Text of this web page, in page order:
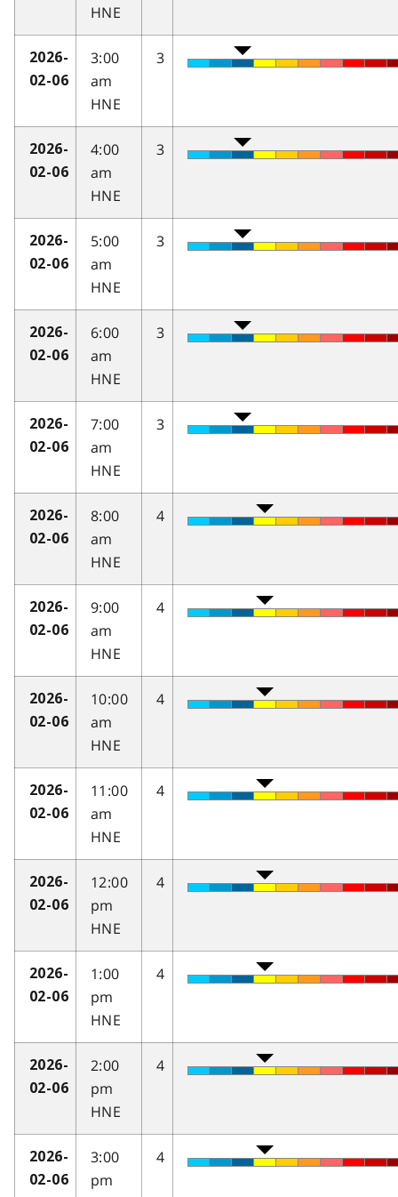
HNE
2026-
02-06
3:00
am
HNE
3
2026-
02-06
4:00
am
HNE
3
2026-
02-06
5:00
am
HNE
3
2026-
02-06
6:00
am
HNE
3
2026-
02-06
7:00
am
HNE
3
2026-
02-06
8:00
am
HNE
4
2026-
02-06
9:00
am
HNE
4
2026-
02-06
10:00
am
HNE
4
2026-
02-06
11:00
am
HNE
4
2026-
02-06
12:00
pm
HNE
4
2026-
02-06
1:00
pm
HNE
4
2026-
02-06
2:00
pm
HNE
4
2026-
02-06
3:00
pm
4